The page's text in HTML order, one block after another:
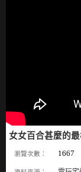
女女百合甚麼的
瀏覽次數： 1667